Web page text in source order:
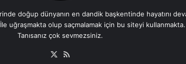
doğup dünyanın en dandik başkentinde hayatını
uğraşmakta olup saçmalamak için bu siteyi kullanmakta.
Tanısanız çok sevmezsiniz.
X